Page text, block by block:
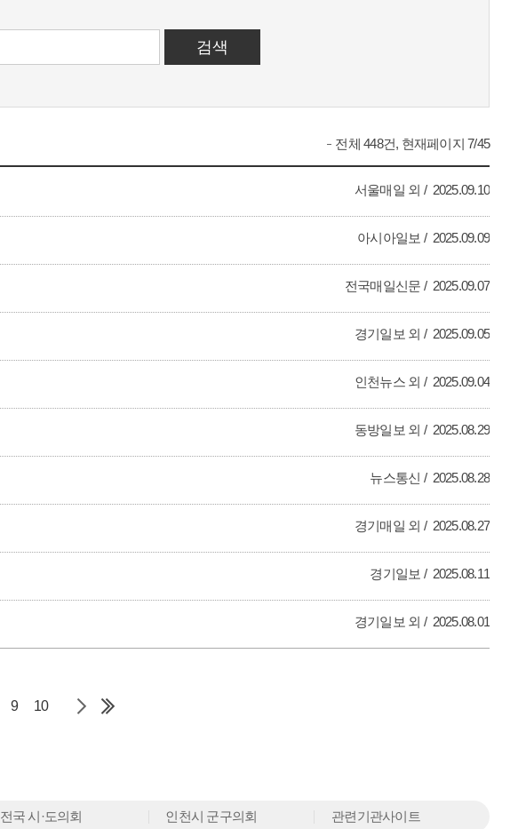
전체 448건, 현재페이지 7/45
서울매일 외 2025.09.10
아시아일보 2025.09.09
전국매일신문 2025.09.07
경기일보 외 2025.09.05
인천뉴스 외 2025.09.04
동방일보 외 2025.08.29
뉴스통신 2025.08.28
경기매일 외 2025.08.27
경기일보 2025.08.11
경기일보 외 2025.08.01
9 10
전국 시·도의회 인천시 군구의회 관련기관사이트